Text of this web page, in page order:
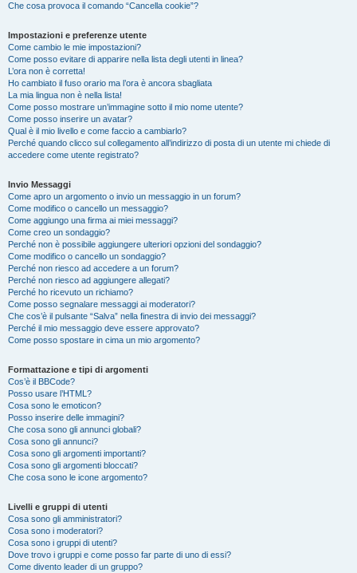
Che cosa provoca il comando “Cancella cookie”?
Impostazioni e preferenze utente
Come cambio le mie impostazioni?
Come posso evitare di apparire nella lista degli utenti in linea?
L’ora non è corretta!
Ho cambiato il fuso orario ma l’ora è ancora sbagliata
La mia lingua non è nella lista!
Come posso mostrare un’immagine sotto il mio nome utente?
Come posso inserire un avatar?
Qual è il mio livello e come faccio a cambiarlo?
Perché quando clicco sul collegamento all’indirizzo di posta di un utente mi chiede di
accedere come utente registrato?
Invio Messaggi
Come apro un argomento o invio un messaggio in un forum?
Come modifico o cancello un messaggio?
Come aggiungo una firma ai miei messaggi?
Come creo un sondaggio?
Perché non è possibile aggiungere ulteriori opzioni del sondaggio?
Come modifico o cancello un sondaggio?
Perché non riesco ad accedere a un forum?
Perché non riesco ad aggiungere allegati?
Perché ho ricevuto un richiamo?
Come posso segnalare messaggi ai moderatori?
Che cos’è il pulsante “Salva” nella finestra di invio dei messaggi?
Perché il mio messaggio deve essere approvato?
Come posso spostare in cima un mio argomento?
Formattazione e tipi di argomenti
Cos’è il BBCode?
Posso usare l’HTML?
Cosa sono le emoticon?
Posso inserire delle immagini?
Che cosa sono gli annunci globali?
Cosa sono gli annunci?
Cosa sono gli argomenti importanti?
Cosa sono gli argomenti bloccati?
Che cosa sono le icone argomento?
Livelli e gruppi di utenti
Cosa sono gli amministratori?
Cosa sono i moderatori?
Cosa sono i gruppi di utenti?
Dove trovo i gruppi e come posso far parte di uno di essi?
Come divento leader di un gruppo?